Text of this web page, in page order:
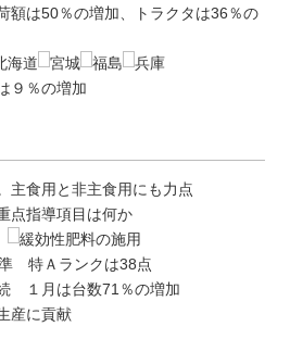
は50％の増加、トラクタは36％の
海道 宮城 福島
兵庫
９％の増加
主食用と非主食用にも力点
点指導項目は何か
緩効性肥料の施用
特Ａランクは38点
１月は台数71％の増加
産に貢献